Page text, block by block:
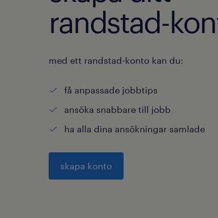
randstad-
med ett randstad-konto kan du:
få anpassade jobbtips
ansöka snabbare till jobb
ha alla dina ansökningar samlade
skapa konto